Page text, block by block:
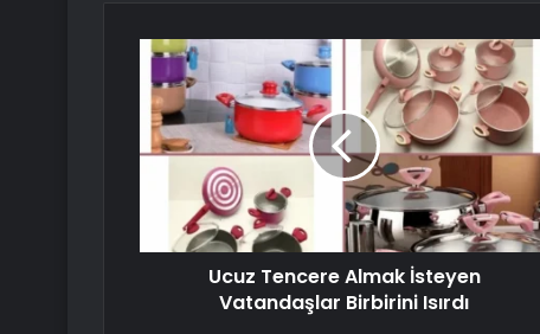
Ucuz Tencere Almak İsteyen
Vatandaşlar Birbirini Isırdı